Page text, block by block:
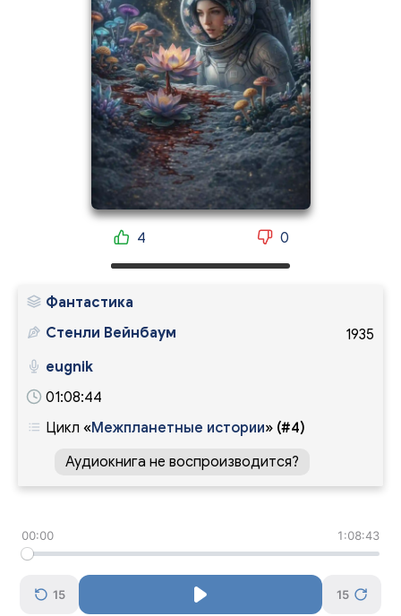
4 0
Фантастика
1935
Стенли Вейнбаум
eugnik
01:08:44
Цикл «Межпланетные истории» (#4)
Аудиокнига не воспроизводится?
00:00 1:08:43
15 15